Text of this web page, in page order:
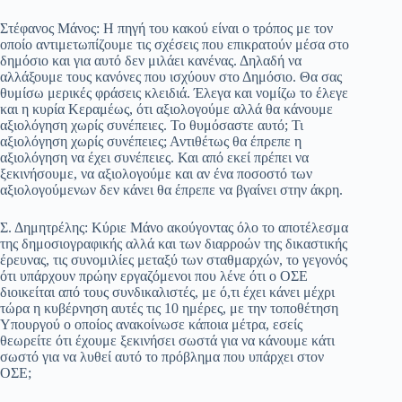
Στέφανος Μάνος: Η πηγή του κακού είναι ο τρόπος με τον
οποίο αντιμετωπίζουμε τις σχέσεις που επικρατούν μέσα στο
δημόσιο και για αυτό δεν μιλάει κανένας. Δηλαδή να
αλλάξουμε τους κανόνες που ισχύουν στο Δημόσιο. Θα σας
θυμίσω μερικές φράσεις κλειδιά. Έλεγα και νομίζω το έλεγε
και η κυρία Κεραμέως, ότι αξιολογούμε αλλά θα κάνουμε
αξιολόγηση χωρίς συνέπειες. Το θυμόσαστε αυτό; Τι
αξιολόγηση χωρίς συνέπειες; Αντιθέτως θα έπρεπε η
αξιολόγηση να έχει συνέπειες. Και από εκεί πρέπει να
ξεκινήσουμε, να αξιολογούμε και αν ένα ποσοστό των
αξιολογούμενων δεν κάνει θα έπρεπε να βγαίνει στην άκρη.
Σ. Δημητρέλης: Κύριε Μάνο ακούγοντας όλο το αποτέλεσμα
της δημοσιογραφικής αλλά και των διαρροών της δικαστικής
έρευνας, τις συνομιλίες μεταξύ των σταθμαρχών, το γεγονός
ότι υπάρχουν πρώην εργαζόμενοι που λένε ότι ο ΟΣΕ
διοικείται από τους συνδικαλιστές, με ό,τι έχει κάνει μέχρι
τώρα η κυβέρνηση αυτές τις 10 ημέρες, με την τοποθέτηση
Υπουργού ο οποίος ανακοίνωσε κάποια μέτρα, εσείς
θεωρείτε ότι έχουμε ξεκινήσει σωστά για να κάνουμε κάτι
σωστό για να λυθεί αυτό το πρόβλημα που υπάρχει στον
ΟΣΕ;